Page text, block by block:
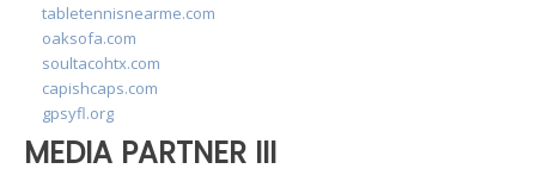
tabletennisnearme.com
oaksofa.com
soultacohtx.com
capishcaps.com
gpsyfl.org
MEDIA PARTNER III